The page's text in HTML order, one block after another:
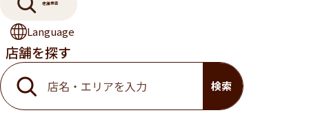
店舗検索
Language
店舗を探す
検索